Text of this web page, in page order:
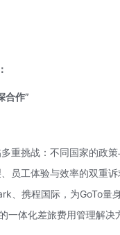
合作”
重挑战：不同国家的政策
员工体验与效率的双重
、携程国际，为GoTo量
体化差旅费用管理解决